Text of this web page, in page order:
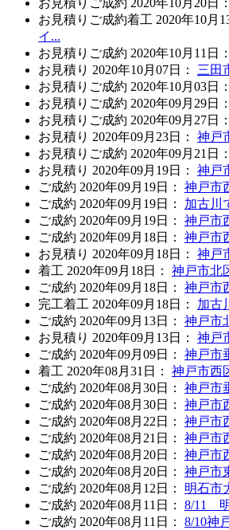
お見積り ご成約着工 2020年10月
イ...
お見積り ご成約 2020年10月11日 ：
お見積り 2020年10月07日 ：
三田
お見積り ご成約 2020年10月03日 ：
お見積り ご成約 2020年09月29日 ：
お見積り ご成約 2020年09月27日 ：
お見積り 2020年09月23日 ：
神戸
お見積り ご成約 2020年09月21日 ：
お見積り 2020年09月19日 ：
神戸
ご成約 2020年09月19日 ：
神戸市
ご成約 2020年09月19日 ：
加古川
ご成約 2020年09月19日 ：
神戸市
ご成約 2020年09月18日 ：
神戸市
お見積り 2020年09月18日 ：
神戸
着工 2020年09月18日 ：
神戸市北
ご成約 2020年09月18日 ：
神戸市
完工着工 2020年09月18日 ：
加古
ご成約 2020年09月13日 ：
神戸市
お見積り 2020年09月13日 ：
神戸
ご成約 2020年09月09日 ：
神戸市
着工 2020年08月31日 ：
神戸市西
ご成約 2020年08月30日 ：
神戸市
ご成約 2020年08月30日 ：
神戸市
ご成約 2020年08月22日 ：
神戸市
ご成約 2020年08月21日 ：
神戸市
ご成約 2020年08月20日 ：
神戸市
ご成約 2020年08月20日 ：
神戸市
ご成約 2020年08月12日 ：
明石市
ご成約 2020年08月11日 ：
8/11
ご成約 2020年08月11日 ：
8/10神